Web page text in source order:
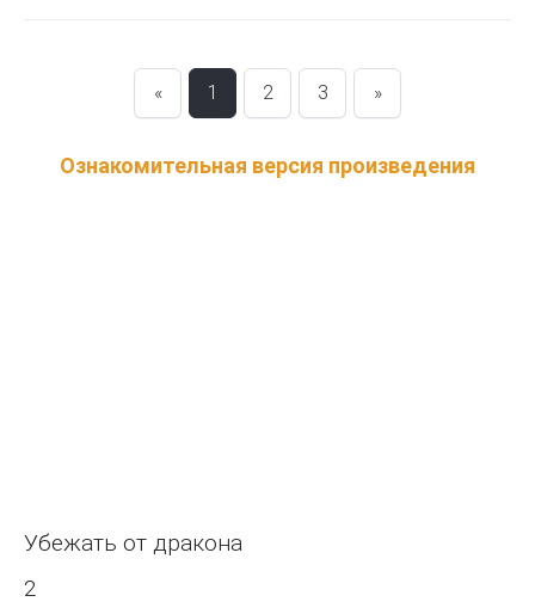
« 1 2 3 »
Ознакомительная версия произведения
Убежать от дракона
2